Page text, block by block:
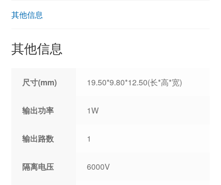
其他信息
其他信息
尺寸(mm) 19.50*9.80*12.50(长*高*宽)
输出功率 1W
输出路数 1
隔离电压 6000V